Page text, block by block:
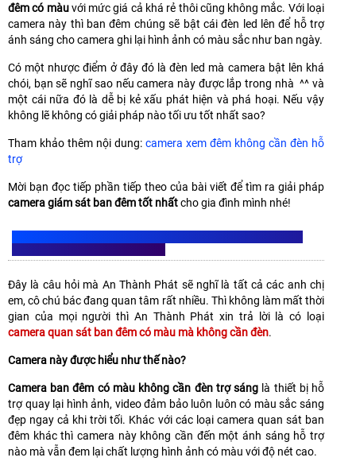
đêm có màuvới mức giá cả khá rẻ thôi cũng không mắc. Với loại
camera này thì ban đêm chúng sẽ bật cái đèn led lên để hỗ trợ
ánh sáng cho camera ghi lại hình ảnh có màu sắc như ban ngày.
Có một nhược điểm ở đây đó là đèn led mà camera bật lên khá
chói, bạn sẽ nghĩ sao nếu camera này được lắp trong nhà ^^ và
một cái nữa đó là dễ bị kẻ xấu phát hiện và phá hoại. Nếu vậy
không lẽ không có giải pháp nào tối ưu tốt nhất sao?
Tham khảo thêm nội dung: camera xem đêm không cần đèn hỗ
trợ
Mời bạn đọc tiếp phần tiếp theo của bài viết để tìm ra giải pháp
camera giám sát ban đêm tốt nhấtcho gia đình mình nhé!
Đây là câu hỏi mà An Thành Phát sẽ nghĩ là tất cả các anh chị
em, cô chú bác đang quan tâm rất nhiều. Thì không làm mất thời
gian của mọi người thì An Thành Phát xin trả lời là có loại
camera quan sát ban đêm có màu mà không cần đèn.
Camera này được hiểu như thế nào?
Camera ban đêm có màu không cần đèn trợ sáng là thiết bị hỗ
trợ quay lại hình ảnh, video đảm bảo luôn luôn có màu sắc sáng
đẹp ngay cả khi trời tối. Khác với các loại camera quan sát ban
đêm khác thì camera này không cần đến một ánh sáng hỗ trợ
nào mà vẫn đem lại chất lượng hình ảnh có màu với độ nét cao.